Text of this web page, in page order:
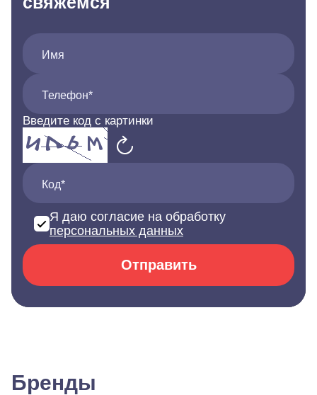
Имя
Телефон*
Введите код с картинки
Код*
Я даю согласие на обработку
персональных данных
Отправить
Бренды